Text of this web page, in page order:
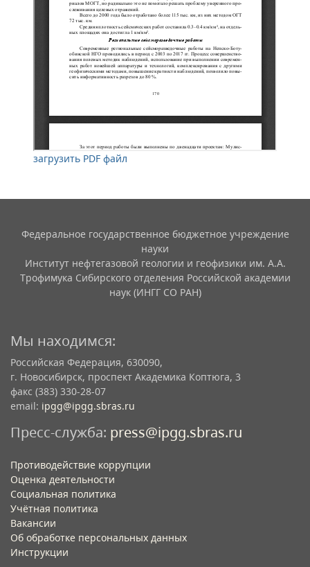
загрузить PDF файл
Федеральное государственное бюджетное учреждение
науки
Институт нефтегазовой геологии и геофизики им. А.А.
Трофимука Сибирского отделения Российской академии
наук (ИНГГ СО РАН)
Мы находимся:
Российская Федерация, 630090,
г. Новосибирск, проспект Академика Коптюга, 3
факс (383) 330-28-07
email: ipgg@ipgg.sbras.ru
Пресс-служба: press@ipgg.sbras.ru
Противодействие коррупции
Оценка деятельности
Социальная политика
Учётная политика​
Вакансии​
Об обработке персональных данных​
Инструкции​